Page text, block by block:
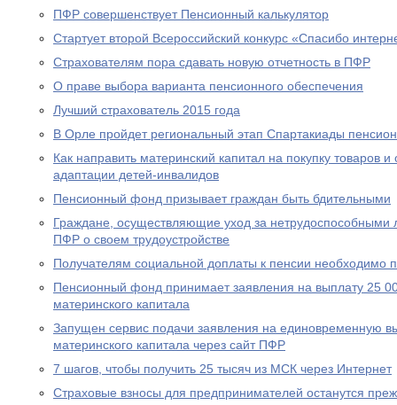
ПФР совершенствует Пенсионный калькулятор
Стартует второй Всероссийский конкурс «Спасибо
Страхователям пора сдавать новую отчетность в ПФР
О праве выбора варианта пенсионного обеспечения
Лучший страхователь 2015 года
В Орле пройдет региональный этап Спартакиады
Как направить материнский капитал на покупку товаров
адаптации детей-инвалидов
Пенсионный фонд призывает граждан быть бдительными
Граждане, осуществляющие уход за
ПФР о своем трудоустройстве
Получателям социальной доплаты к пенсии необходимо
Пенсионный фонд принимает заявления на выплату 25
материнского капитала
Запущен сервис подачи заявления на единовременную
материнского капитала через сайт ПФР
7 шагов, чтобы получить 25 тысяч из МСК через Интернет
Страховые взносы для предпринимателей останутся